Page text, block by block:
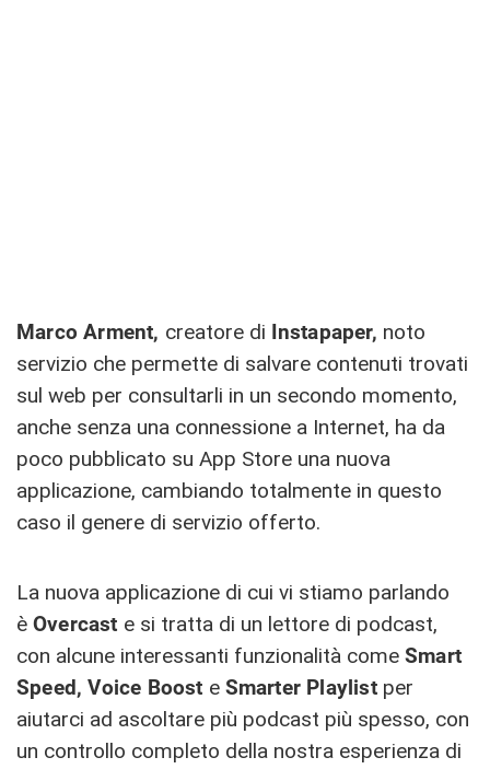
Marco Arment, creatore di Instapaper, noto
servizio che permette di salvare contenuti trovati
sul web per consultarli in un secondo momento,
anche senza una connessione a Internet, ha da
poco pubblicato su App Store una nuova
applicazione, cambiando totalmente in questo
caso il genere di servizio offerto.
La nuova applicazione di cui vi stiamo parlando
è Overcast e si tratta di un lettore di podcast,
con alcune interessanti funzionalità come Smart
Speed, Voice Boost e Smarter Playlistper
aiutarci ad ascoltare più podcast più spesso, con
un controllo completo della nostra esperienza di